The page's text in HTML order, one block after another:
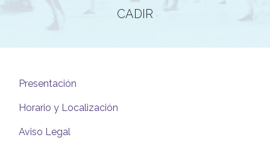
CADIR
Presentación
Horario y Localización
Aviso Legal